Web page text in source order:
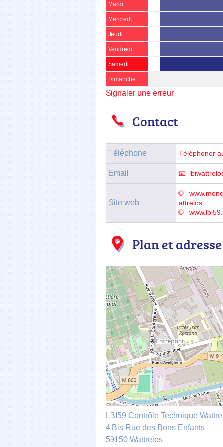
Mardi
Mercredi
Jeudi
Vendredi
Samedi
Dimanche
Signaler une erreur
Contact
Téléphone Téléphoner
Email
Site web
attrelos
Plan et adresse
LBI59 Contrôle Technique
4 Bis Rue des Bons Enfants
59150 Wattrelos